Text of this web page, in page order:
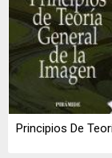
Principios De